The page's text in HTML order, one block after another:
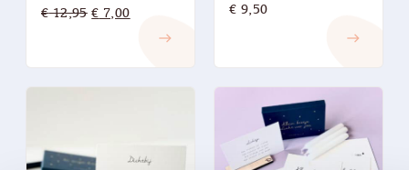
€12,95 Oorspronkelijke
€ 7,00Huidige
east
€ 9,50
east